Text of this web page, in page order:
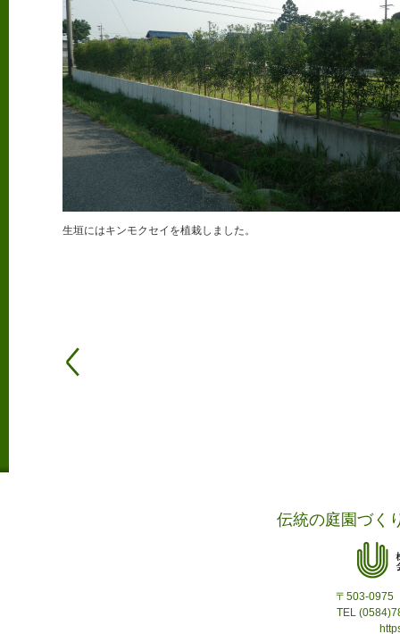
生垣にはキンモクセイを植栽しました。
伝統の庭園づく
〒503-0975
TEL